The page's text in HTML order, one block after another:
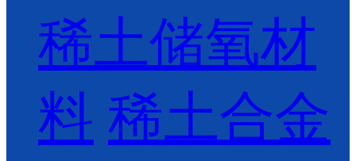
稀土储氧材
料 稀土合金